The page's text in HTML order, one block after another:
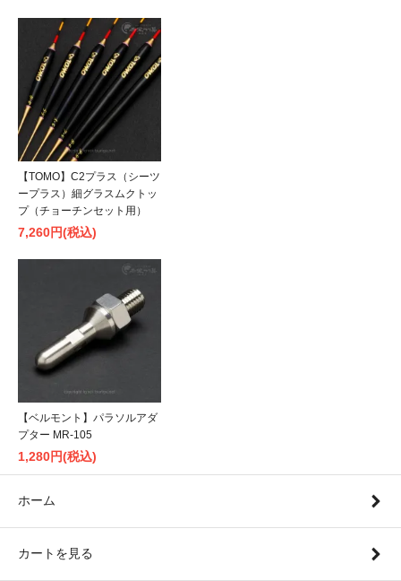
【TOMO】C2プラス（シーツ
ープラス）細グラスムクトッ
プ（チョーチンセット用）
7,260円(税込)
【ベルモント】パラソルアダ
プター MR-105
1,280円(税込)
ホーム
カートを見る